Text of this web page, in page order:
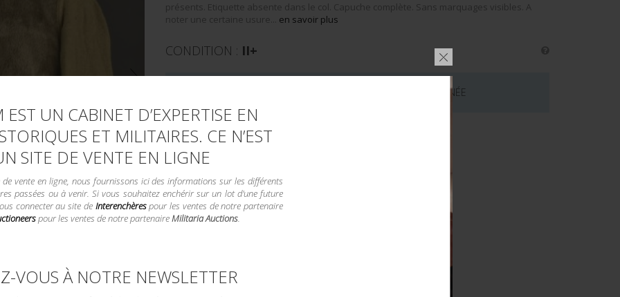
UN CABINET D’EXPERTISE EN
ET MILITAIRES. CE N’EST
SITE DE VENTE EN LIGNE
vente en ligne, nous fournissons ici des informations sur les différents
passées ou à venir. Si vous souhaitez enchérir sur un lot d'une future
connecter au site de Interenchèrespour les ventes de notre partenaire
pour les ventes de notre partenaireMilitaria Auctions.
VOUS À NOTRE NEWSLETTER
présents. Etiquette absente dans le col. Capuche complète. Sans marquages visibles. A
noter une certaine usure... en savoir plus
CONDITION : II+
LA VENTE DE CE LOT EST MAINTENANT TERMINÉE
Demande d'informations complémentaires
UGS :C0616/392
Catégorie :TROUPES DE MONTAGNE US